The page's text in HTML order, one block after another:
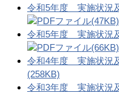
令和5年度 実施状況
(47KB)
令和5年度 実施状況
(66KB)
令和4年度 実施状況
(258KB)
令和3年度 実施状況